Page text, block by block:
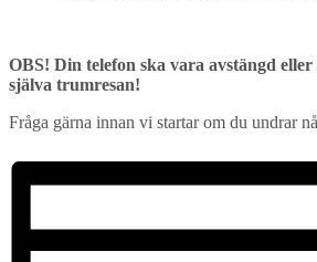
OBS! Din telefon ska vara avstängd
själva trumresan!
Fråga gärna innan vi startar om du undrar